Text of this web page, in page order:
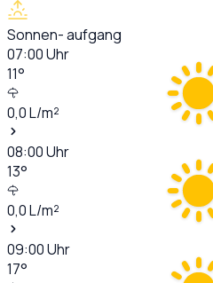
Sonnen- aufgang
07:00Uhr
11°
0,0L/m²
08:00Uhr
13°
0,0L/m²
09:00Uhr
17°